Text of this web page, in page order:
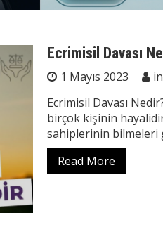
Ecrimisil Davası
1 Mayıs 2023
Ecrimisil Davası
birçok kişinin
sahiplerinin bilmeleri
Read More